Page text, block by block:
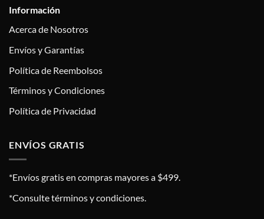
Información
Acerca de Nosotros
Envíos y Garantías
Política de Reembolsos
Términos y Condiciones
Política de Privacidad
ENVÍOS GRATIS
*Envíos gratis en compras mayores a $499.
*Consulte términos y condiciones.